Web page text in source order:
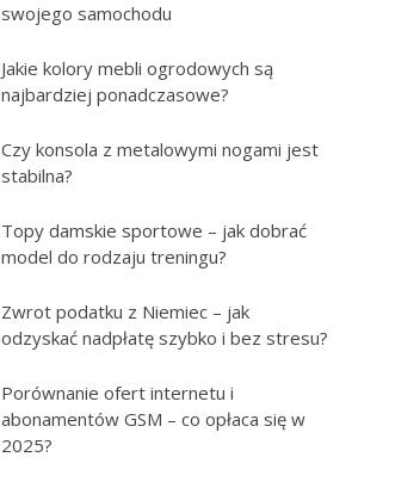
swojego samochodu
Jakie kolory mebli ogrodowych są
najbardziej ponadczasowe?
Czy konsola z metalowymi nogami jest
stabilna?
Topy damskie sportowe – jak dobrać
model do rodzaju treningu?
Zwrot podatku z Niemiec – jak
odzyskać nadpłatę szybko i bez stresu?
Porównanie ofert internetu i
abonamentów GSM – co opłaca się w
2025?